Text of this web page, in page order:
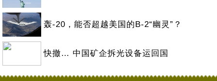
轰-20，能否超越美国的B-2“幽灵”？
快撤… 中国矿企拆光设备运回国